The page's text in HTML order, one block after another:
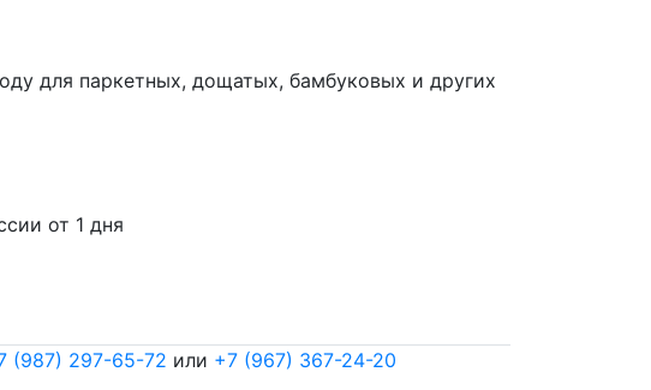
для паркетных, дощатых, бамбуковых и других
от 1 дня
(987) 297-65-72 или +7 (967) 367-24-20